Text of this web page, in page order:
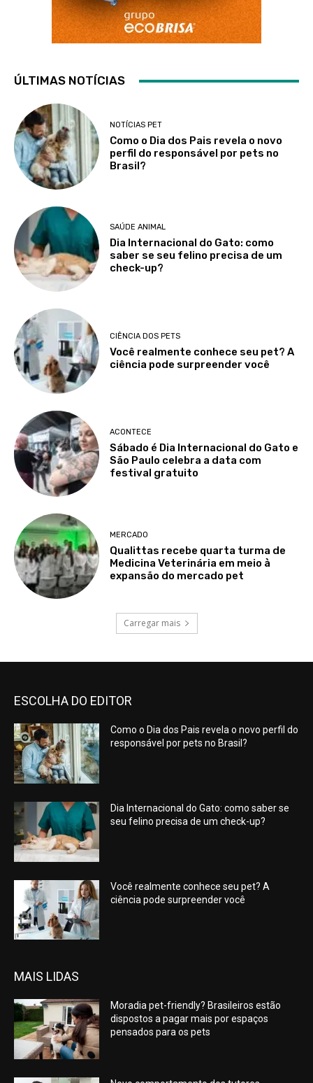
ÚLTIMAS NOTÍCIAS
NOTÍCIAS PET
Como o Dia dos Pais revela o novo
perfil do responsável por pets no
Brasil?
SAÚDE ANIMAL
Dia Internacional do Gato: como
saber se seu felino precisa de um
check-up?
CIÊNCIA DOS PETS
Você realmente conhece seu pet? A
ciência pode surpreender você
ACONTECE
Sábado é Dia Internacional do Gato e
São Paulo celebra a data com
festival gratuito
MERCADO
Qualittas recebe quarta turma de
Medicina Veterinária em meio à
expansão do mercado pet
Carregar mais
ESCOLHA DO EDITOR
Como o Dia dos Pais revela o novo perfil do
responsável por pets no Brasil?
Dia Internacional do Gato: como saber se
seu felino precisa de um check-up?
Você realmente conhece seu pet? A
ciência pode surpreender você
MAIS LIDAS
Moradia pet-friendly? Brasileiros estão
dispostos a pagar mais por espaços
pensados para os pets